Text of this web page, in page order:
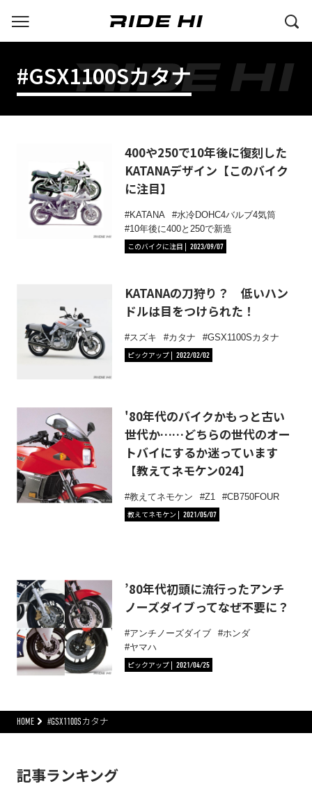
#GSX1100Sカタナ
400や250で10年後に復刻した
KATANAデザイン【このバイク
に注目】
KATANA
水冷DOHC4バルブ4気筒
10年後に400と250で新造
このバイクに注目
2023/09/07
KATANAの刀狩り？ 低いハン
ドルは目をつけられた！
スズキ カタナ
GSX1100Sカタナ
ピックアップ
2022/02/02
'80年代のバイクかもっと古い
世代か……どちらの世代のオー
トバイにするか迷っています
【教えてネモケン024】
教えてネモケン Z1
CB750FOUR
教えてネモケン
2021/05/07
’80年代初頭に流行ったアンチ
ノーズダイブってなぜ不要に？
アンチノーズダイブ
ホンダ
ヤマハ
ピックアップ
2021/04/25
HOME #GSX1100Sカタナ
記事ランキング